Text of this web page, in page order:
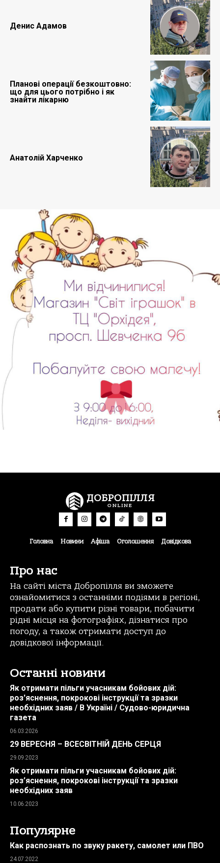
Денис Адамов
Планові операції безкоштовно:
що для цього потрібно і як
знайти лікарню
Анатолій Харченко
ДОБРОПІЛЛЯ
ONLINE
Головна Новини Афіша Оголошення Довідкова
Про нас
На сайті міста Добропілля ви зможете
ознайомитися з останніми подіями в регіоні,
продати або купити різні товари, побачити
рідні місця на фотографіях, дізнатися про
погоду, а також отримати доступ до
довідкової інформації.
Останні новини
Як отримати пільги учасникам бойових дій:
роз'яснення, покрокові інструкції та зразки
необхідних заяв / В Україні / Судово-юридична
газета
06.03.2026
29 ВЕРЕСНЯ – ВСЕСВІТНІЙ ДЕНЬ СЕРЦЯ
29.09.2023
Як отримати пільги учасникам бойових дій:
роз’яснення, покрокові інструкції та зразки
необхідних заяв
10.06.2023
Популярне
Как распознать по звуку ракету, самолет или ПВО
24.07.2022